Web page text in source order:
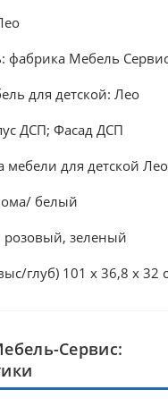
фабрика Мебель
для детской: Лео
ДСП; Фасад ДСП
мебели для детской
белый
зеленый
глуб) 101 x 36,8 x 32
Сервис: